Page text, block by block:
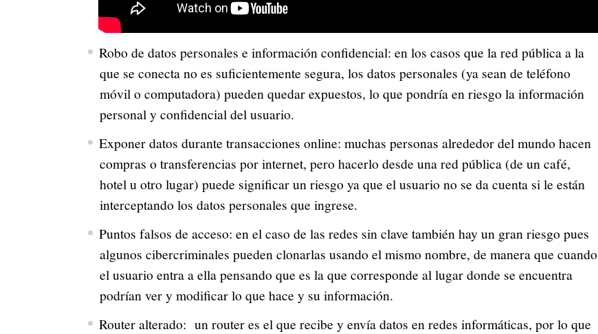
Robo de datos personales e información confidencial: en los casos que la red pública a la
que se conecta no es suficientemente segura, los datos personales (ya sean de teléfono
móvil o computadora) pueden quedar expuestos, lo que pondría en riesgo la información
personal y confidencial del usuario.
Exponer datos durante transacciones online: muchas personas alrededor del mundo hacen
compras o transferencias por internet, pero hacerlo desde una red pública (de un café,
hotel u otro lugar) puede significar un riesgo ya que el usuario no se da cuenta si le están
interceptando los datos personales que ingrese.
Puntos falsos de acceso: en el caso de las redes sin clave también hay un gran riesgo pues
algunos cibercriminales pueden clonarlas usando el mismo nombre, de manera que cuando
el usuario entra a ella pensando que es la que corresponde al lugar donde se encuentra
podrían ver y modificar lo que hace y su información.
Router alterado: un router es el que recibe y envía datos en redes informáticas, por lo que